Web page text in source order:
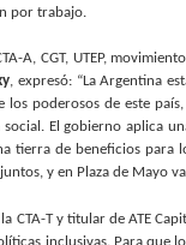
por trabajo.
A, CGT, UTEP,
, expresó: “La Argentina
los poderosos de este
El gobierno aplica
tierra de beneficios para
y en Plaza de Mayo
CTA-T y titular de ATE
inclusivas. Para que